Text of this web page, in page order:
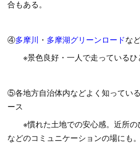
合もある。
④多摩川 ・ 多摩湖グリーンロードな
※景色良好・一人で走っているひ
⑤各地方自治体内などよく知ってい
ース
※慣れた土地での安心感。近所の
などのコミュニケーションの場にも。